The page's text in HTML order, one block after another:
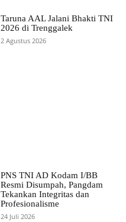
Taruna AAL Jalani Bhakti TNI
2026 di Trenggalek
2 Agustus 2026
PNS TNI AD Kodam I/BB
Resmi Disumpah, Pangdam
Tekankan Integritas dan
Profesionalisme
24 Juli 2026